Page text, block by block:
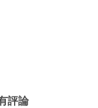
評論